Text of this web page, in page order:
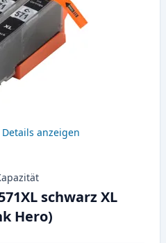
anzeigen
schwarz XL
Hero)